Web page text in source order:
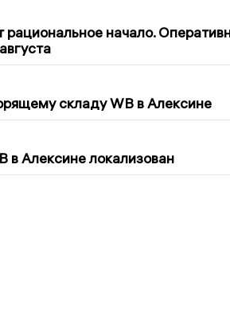
рациональное начало.
складу WB в Алексине
Алексине локализован